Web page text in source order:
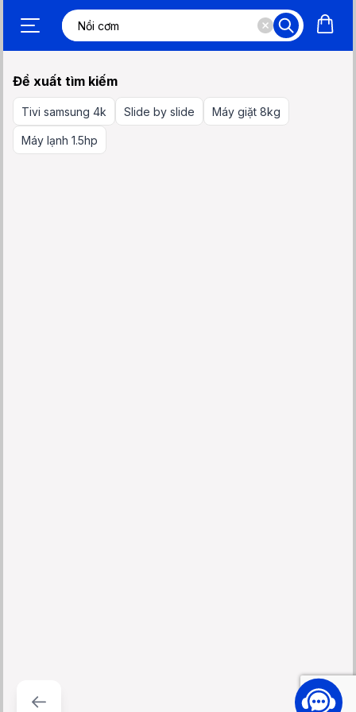
Đề xuất tìm kiếm
Tivi samsung 4k Slide by slide Máy giặt 8kg
Máy lạnh 1.5hp